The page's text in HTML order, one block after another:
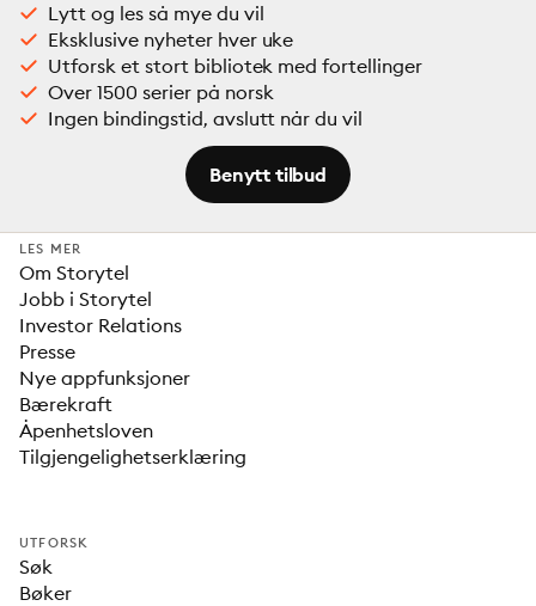
Lytt og les så mye du vil
Eksklusive nyheter hver uke
Utforsk et stort bibliotek med fortellinger
Over 1500 serier på norsk
Ingen bindingstid, avslutt når du vil
Benytt tilbud
LES MER
Om Storytel
Jobb i Storytel
Investor Relations
Presse
Nye appfunksjoner
Bærekraft
Åpenhetsloven
Tilgjengelighetserklæring
UTFORSK
Søk
Bøker